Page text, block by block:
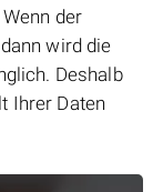
der
wird die
Deshalb
Ihrer Daten